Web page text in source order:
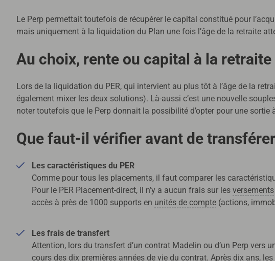
Le Perp permettait toutefois de récupérer le capital constitué pour
mais uniquement à la liquidation du Plan une fois l’âge de la retraite
Au choix, rente ou capital à la retraite
Lors de la liquidation du PER, qui intervient au plus tôt à l’âge de la
également mixer les deux solutions). Là-aussi c’est une nouvelle
noter toutefois que le Perp donnait la possibilité d’opter pour une sortie
Que faut-il vérifier avant de
Les caractéristiques du PER
Comme pour tous les placements, il faut comparer les
Pour le PER Placement-direct, il n’y a aucun frais sur les versements
accès à près de 1000 supports en unités de compte (actions,
Les frais de transfert
Attention, lors du transfert d’un contrat Madelin ou d’un Perp vers
cours des dix premières années de vie du contrat. Après dix ans,